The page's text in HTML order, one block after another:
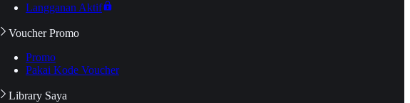
Langganan Aktif
Voucher Promo
Promo
Pakai Kode Voucher
Library Saya